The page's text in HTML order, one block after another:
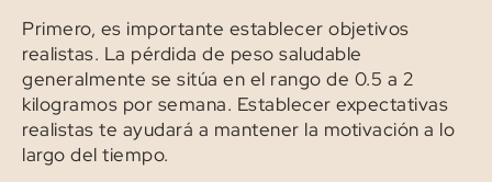
Primero, es importante establecer objetivos
realistas. La pérdida de peso saludable
generalmente se sitúa en el rango de 0.5 a 2
kilogramos por semana. Establecer expectativas
realistas te ayudará a mantener la motivación a lo
largo del tiempo.